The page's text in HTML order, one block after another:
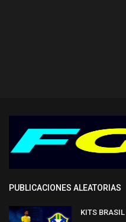
PUBLICACIONES ALEATORIAS
KITS